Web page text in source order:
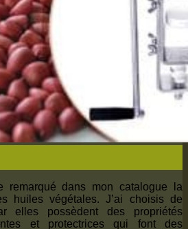
remarqué dans mon catalogue la
huiles végétales. J’ai choisis de
elles possèdent des propriétés
et protectrices qui font des